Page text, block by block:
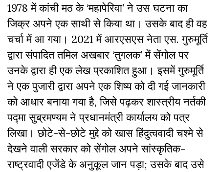
1978 में कांची मठ के ‘महापेरिवा’ ने उस घटना का
जिक्र अपने एक साथी से किया था। उसके बाद ही वह
चर्चा में आ गया। 2021 में आरएसएस नेता एस. गुरुमूर्ति
द्वारा संपादित तमिल अखबार ‘तुगलक’ में सेंगोल पर
उनके द्वारा ही एक लेख प्रकाशित हुआ। इसमें गुरुमूर्ति
ने एक पुजारी द्वारा अपने एक शिष्य को दी गई जानकारी
को आधार बनाया गया है, जिसे पढ़कर शास्त्रीय नर्तकी
पद्मा सुब्रमण्यम ने प्रधानमंत्री कार्यालय को पत्र
लिखा। छोटे-से-छोटे मुद्दे को खास हिंदुत्ववादी चश्मे से
देखने वाली सरकार को सेंगोल अपने सांस्कृतिक-
राष्ट्रवादी एजेंडे के अनुकूल जान पड़ा; उसके बाद उसे